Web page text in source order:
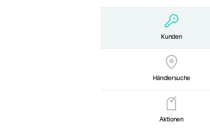
Kunden
Händlersuche
Aktionen